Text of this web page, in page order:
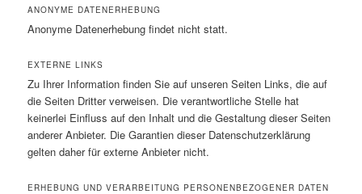
ANONYME DATENERHEBUNG
Anonyme Datenerhebung findet nicht statt.
EXTERNE LINKS
Zu Ihrer Information finden Sie auf unseren Seiten Links, die auf
die Seiten Dritter verweisen. Die verantwortliche Stelle hat
keinerlei Einfluss auf den Inhalt und die Gestaltung dieser Seiten
anderer Anbieter. Die Garantien dieser Datenschutzerklärung
gelten daher für externe Anbieter nicht.
ERHEBUNG UND VERARBEITUNG PERSONENBEZOGENER DATEN